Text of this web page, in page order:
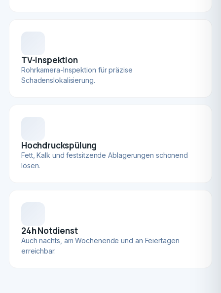
TV-Inspektion
Rohrkamera-Inspektion für präzise
Schadenslokalisierung.
Hochdruckspülung
Fett, Kalk und festsitzende Ablagerungen schonend
lösen.
24h Notdienst
Auch nachts, am Wochenende und an Feiertagen
erreichbar.